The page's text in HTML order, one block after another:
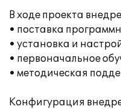
В ходе проекта
• поставка
• установка и
• первоначальное
• методическая
Конфигурация